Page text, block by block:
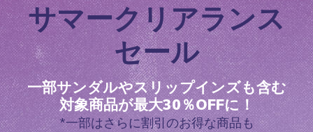
サマークリアランス
セール
一部サンダルやスリップインズも含む
対象商品が最大30％OFFに！
*一部はさらに割引のお得な商品も